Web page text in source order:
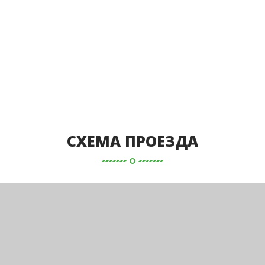
СХЕМА ПРОЕЗДА